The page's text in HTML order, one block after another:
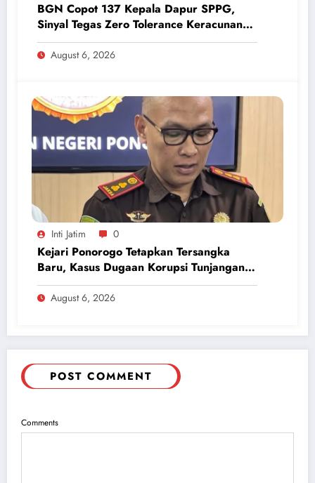
BGN Copot 137 Kepala Dapur SPPG,
Sinyal Tegas Zero Tolerance Keracunan
Makanan dan Korupsi
August 6, 2026
Inti Jatim 0
Kejari Ponorogo Tetapkan Tersangka
Baru, Kasus Dugaan Korupsi Tunjangan
Perumahan DPRD 2023-2026
August 6, 2026
POST COMMENT
Comments